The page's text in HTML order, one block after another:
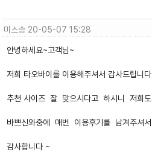
미스송 20-05-07 15:28
안녕하세요~고객님~
저희 타오바이를 이용해주셔서 감사드립니
추천 사이즈 잘 맞으시다고 하시니 저희
바쁘신와중에 매번 이용후기를 남겨주셔
감사합니다 ~